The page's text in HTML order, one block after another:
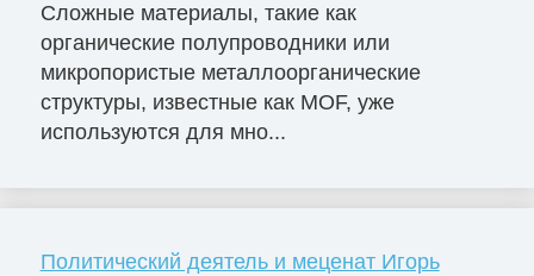
Сложные материалы, такие как
органические полупроводники или
микропористые металлоорганические
структуры, известные как MOF, уже
используются для мно...
Политический деятель и меценат Игорь